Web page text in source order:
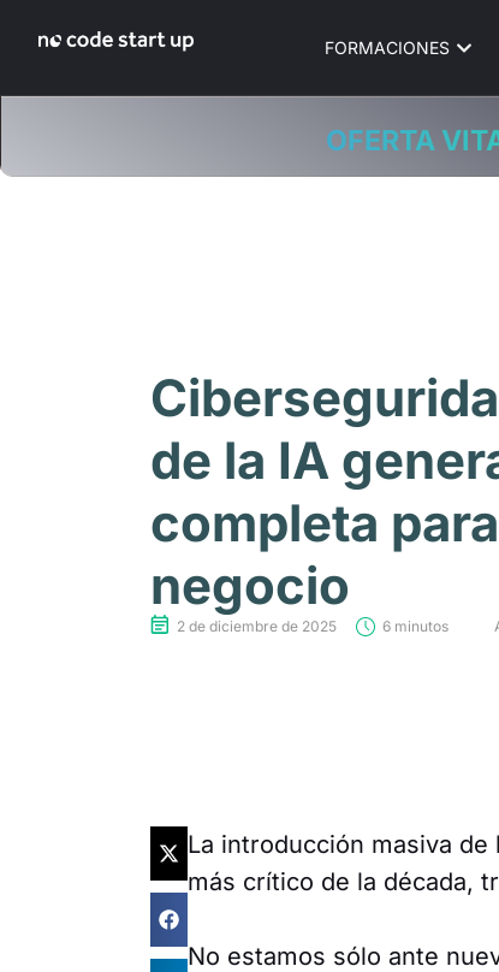
FORMACIONES
OFERTA
de la IA
completa
negocio
2 de diciembre de 2025 6 minutos
La introducción masiva
más crítico de la década,
No estamos sólo ante